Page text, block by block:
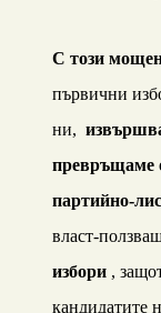
С този
първични
ни,
превръщаме
партийно-
власт-
избори ,
кандидатите